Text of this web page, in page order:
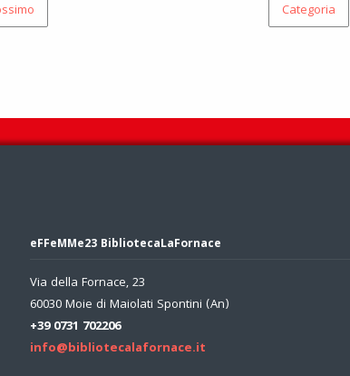
Categoria
eFFeMMe23 BibliotecaLaFornace
Via della Fornace, 23
60030 Moie di Maiolati Spontini (An)
+39 0731 702206
info@bibliotecalafornace.it